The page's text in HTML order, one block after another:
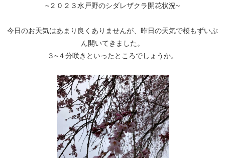
~２０２３水戸野のシダレザクラ開花状況~
今日のお天気はあまり良くありませんが、昨日の天気で桜もずいぶ
ん開いてきました。
３~４分咲きといったところでしょうか。